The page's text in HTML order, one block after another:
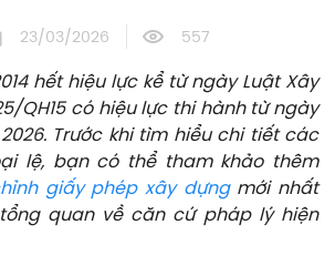
23/03/2026 557
hết hiệu lực kể từ ngày Luật Xây
QH15 có hiệu lực thi hành từ ngày
Trước khi tìm hiểu chi tiết các
lệ, bạn có thể tham khảo thêm
giấy phép xây dựngmới nhất
quan về căn cứ pháp lý hiện